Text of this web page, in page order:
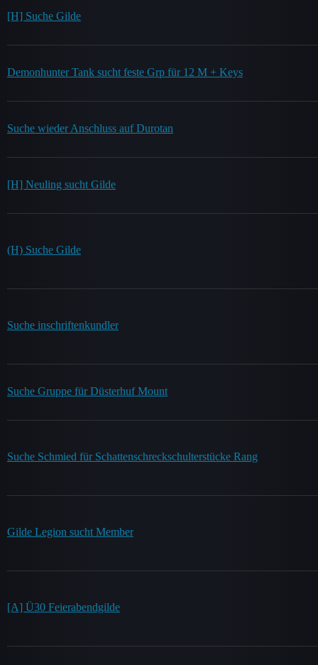
[H] Suche Gilde
Demonhunter Tank sucht feste Grp für 12 M + Keys
Suche wieder Anschluss auf Durotan
[H] Neuling sucht Gilde
(H) Suche Gilde
Suche inschriftenkundler
Suche Gruppe für Düsterhuf Mount
Suche Schmied für Schattenschreckschulterstücke Rang
Gilde Legion sucht Member
[A] Ü30 Feierabendgilde